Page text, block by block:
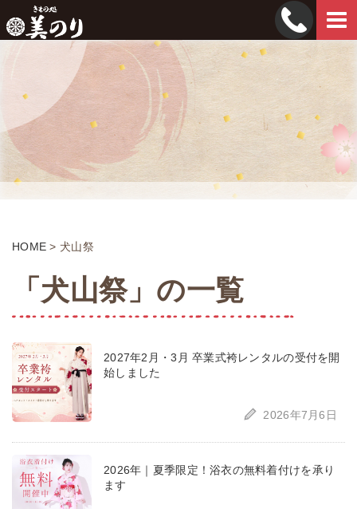
HOME > 犬山祭
「犬山祭」の一覧
2027年2月・3月 卒業式袴レンタルの受付を開
始しました
2026年7月6日
2026年｜夏季限定！浴衣の無料着付けを承り
ます